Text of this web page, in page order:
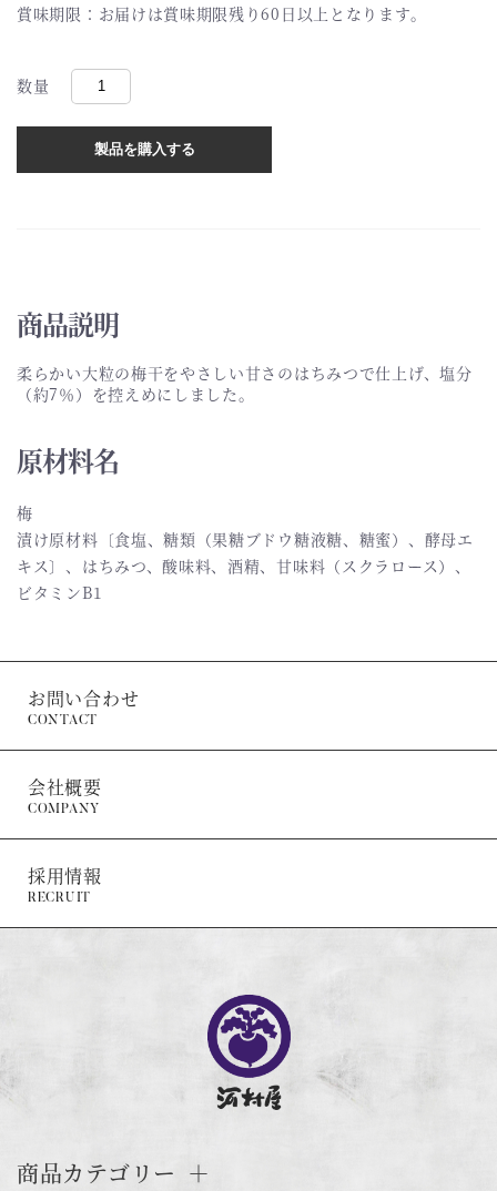
賞味期限：お届けは賞味期限残り60日以上となります。
数量
商品説明
柔らかい大粒の梅干をやさしい甘さのはちみつで仕上げ、塩分
（約7％）を控えめにしました。
原材料名
梅
漬け原材料〔食塩、糖類（果糖ブドウ糖液糖、糖蜜）、酵母エ
キス〕、はちみつ、酸味料、酒精、甘味料（スクラロース）、
ビタミンB1
CONTACT
お問い合わせ
COMPANY
会社概要
RECRUIT
採用情報
商品カテゴリー